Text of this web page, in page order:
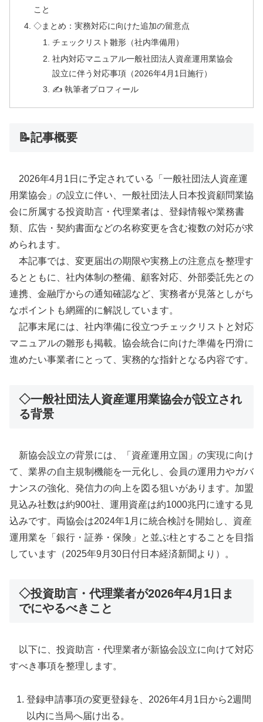
こと
◇まとめ：実務対応に向けた追加の留意点
チェックリスト雛形（社内準備用）
社内対応マニュアル一般社団法人資産運用業協会
設立に伴う対応事項（2026年4月1日施行）
✍ 執筆者プロフィール
📝記事概要
2026年4月1日に予定されている「一般社団法人資産運
用業協会」の設立に伴い、一般社団法人日本投資顧問業協
会に所属する投資助言・代理業者は、登録情報や業務書
類、広告・契約書面などの名称変更を含む複数の対応が求
められます。
本記事では、変更届出の期限や実務上の注意点を整理す
るとともに、社内体制の整備、顧客対応、外部委託先との
連携、金融庁からの通知確認など、実務者が見落としがち
なポイントも網羅的に解説しています。
記事末尾には、社内準備に役立つチェックリストと対応
マニュアルの雛形も掲載。協会統合に向けた準備を円滑に
進めたい事業者にとって、実務的な指針となる内容です。
◇一般社団法人資産運用業協会が設立され
る背景
新協会設立の背景には、「資産運用立国」の実現に向け
て、業界の自主規制機能を一元化し、会員の運用力やガバ
ナンスの強化、発信力の向上を図る狙いがあります。加盟
見込み社数は約900社、運用資産は約1000兆円に達する見
込みです。両協会は2024年1月に統合検討を開始し、資産
運用業を「銀行・証券・保険」と並ぶ柱とすることを目指
しています（2025年9月30日付日本経済新聞より）。
◇投資助言・代理業者が2026年4月1日ま
でにやるべきこと
以下に、投資助言・代理業者が新協会設立に向けて対応
すべき事項を整理します。
登録申請事項の変更登録を、2026年4月1日から2週間
以内に当局へ届け出る。